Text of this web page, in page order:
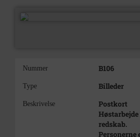
Nummer B106
Type Billeder
Beskrivelse
Postkort
redskab.
Personerne